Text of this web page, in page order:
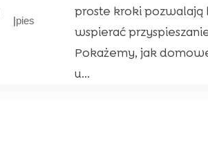
|pies
proste kroki pozwalają
wspierać
Pokażemy, jak
u...